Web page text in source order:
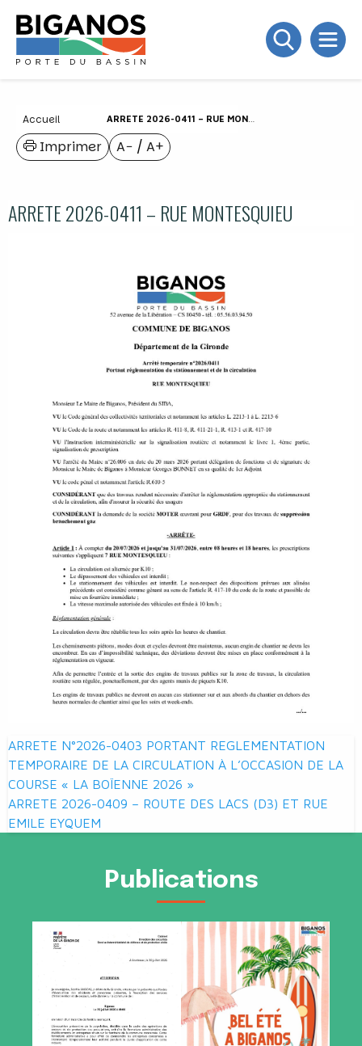
Accueil ARRETE 2026-0411 – RUE MONTESQUIEU
A− / A+
Imprimer
ARRETE 2026-0411 – RUE MONTESQUIEU
Navigation
de
l’article
ARRETE N°2026-0403 PORTANT REGLEMENTATION
TEMPORAIRE DE LA CIRCULATION À L’OCCASION DE LA
COURSE « LA BOÏENNE 2026 »
ARRETE 2026-0409 – ROUTE DES LACS (D3) ET RUE
EMILE EYQUEM
Publications